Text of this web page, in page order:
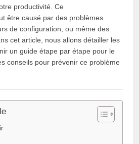
productivité. Ce
être causé par des problèmes
de configuration, ou même des
cet article, nous allons détailler les
un guide étape par étape pour le
conseils pour prévenir ce problème